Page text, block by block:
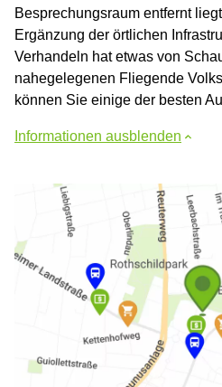
Besprechungsraum entfernt
Ergänzung der örtlichen
Verhandeln hat etwas von
nahegelegenen Fliegende
können Sie einige der besten
Informationen ausblenden